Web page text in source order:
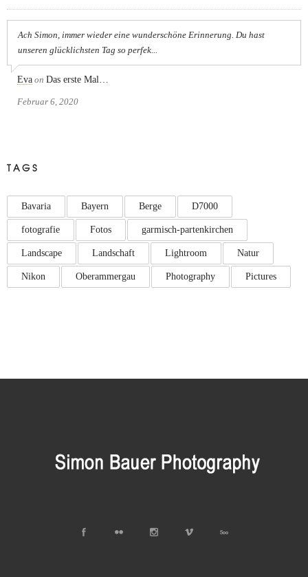
Ach Simon, immer wieder eine wunderschöne Erinnerung. Du hast
unseren glücklichsten Tag so perfek...
Eva on Das erste Mal…
Februar 6, 2020
TAGS
Bavaria Bayern Berge D7000
fotografie Fotos garmisch-partenkirchen
Landscape Landschaft Lightroom Natur
Nikon Oberammergau Photography Pictures